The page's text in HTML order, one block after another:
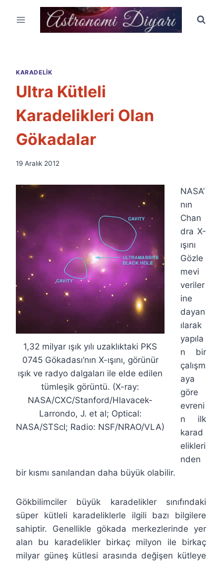
KARADELIK
Ultra Kütleli
Karadelikleri Olan
Gökadalar
By
Fuat
19 Aralık 2012
1,32 milyar ışık yılı uzaklıktaki PKS
0745 Gökadası’nın X-ışını, görünür
ışık ve radyo dalgaları ile elde edilen
tümleşik görüntü. (X-ray:
NASA/CXC/Stanford/Hlavacek-
Larrondo, J. et al; Optical:
NASA/STScI; Radio: NSF/NRAO/VLA)
NASA’
nın
Chan
dra X-
ışını
Gözle
mevi
veriler
ine
dayan
ılarak
yapıla
n bir
çalışm
aya
göre
evreni
n ilk
karad
elikleri
nden
bir kısmı sanılandan daha büyük olabilir.
Gökbilimciler büyük karadelikler sınıfındaki
süper kütleli karadeliklerle ilgili bazı bilgilere
sahiptir. Genellikle gökada merkezlerinde yer
alan bu karadelikler birkaç milyon ile birkaç
milyar güneş kütlesi arasında değişen kütleye